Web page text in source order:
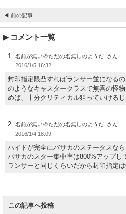
◀ 前の記事
コメント一覧
名前が無い＠ただの名無しのようだ
2016/1/5 16:32
封印指定限凸すればランサー並になる
のようなキャスタークラスで無喜の怪
めば、十分クリティカル狙っていけるじ
名前が無い＠ただの名無しのようだ
2016/1/4 18:09
ハイドが完全にバサカのステータスな
バサカのスター集中率は800%アップし
ランサーと同じくらいだから封印指定
この記事へ投稿